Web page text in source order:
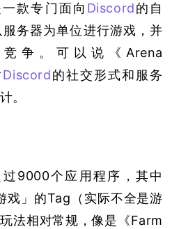
款专门面向 Discord的自
务器为单位进行游戏，并
争。可以说《Arena
Discord的社交形式和服务
。
过9000个应用程序，其中
戏」的Tag （实际不全是游
法相对常规，像是《Farm